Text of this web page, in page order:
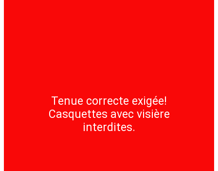
Tenue correcte exigée!
Casquettes avec visière
interdites.